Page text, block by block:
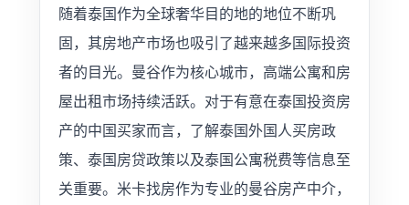
随着泰国作为全球奢华目的地的地位不断巩
固，其房地产市场也吸引了越来越多国际投资
者的目光。曼谷作为核心城市，高端公寓和房
屋出租市场持续活跃。对于有意在泰国投资房
产的中国买家而言，了解泰国外国人买房政
策、泰国房贷政策以及泰国公寓税费等信息至
关重要。米卡找房作为专业的曼谷房产中介，